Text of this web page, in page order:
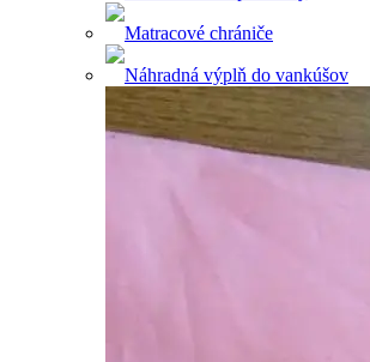
Matracové chrániče
Náhradná výplň do vankúšov